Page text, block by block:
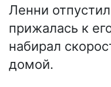
Ленни
прижалась к
набирал
домой.